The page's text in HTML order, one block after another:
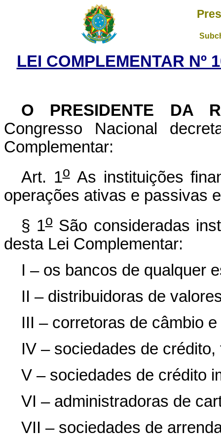
LEI COMPLEMENTAR Nº
O PRESIDENTE DA
Congresso Nacional
Complementar:
Art. 1o As instituições
operações ativas e passivas
§ 1oSão consideradas
desta Lei Complementar:
I – os bancos de qualquer
II – distribuidoras de
III – corretoras de câmbio
IV – sociedades de
V – sociedades de crédito
VI – administradoras de
VII – sociedades de